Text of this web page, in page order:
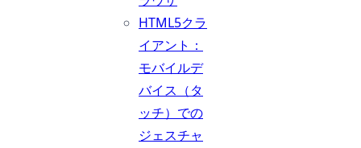
HTML5クラ
イアント：
モバイルデ
バイス（タ
ッチ）での
ジェスチャ